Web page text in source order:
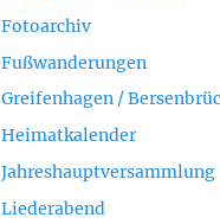
Fotoarchiv
Fußwanderungen
Greifenhagen /
Heimatkalender
Jahreshauptversammlung
Liederabend